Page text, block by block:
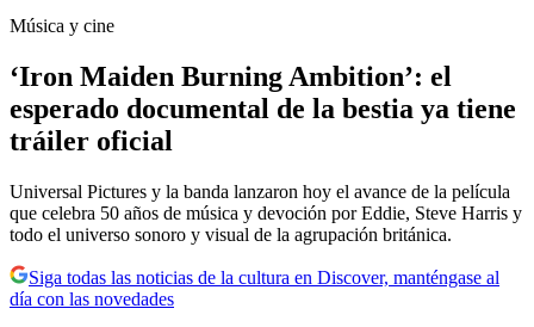
Música y cine
‘Iron Maiden Burning Ambition’: el
esperado documental de la bestia ya tiene
tráiler oficial
Universal Pictures y la banda lanzaron hoy el avance de la película
que celebra 50 años de música y devoción por Eddie, Steve Harris y
todo el universo sonoro y visual de la agrupación británica.
Siga todas las noticias de la cultura en Discover, manténgase al
día con las novedades